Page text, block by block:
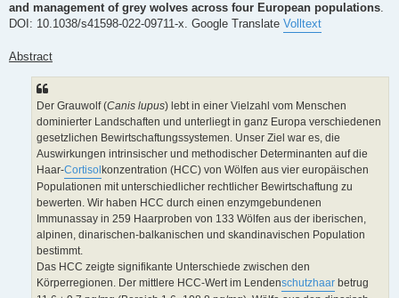
and management of grey wolves across four European populations.
DOI: 10.1038/s41598-022-09711-x. Google Translate Volltext
Abstract
Der Grauwolf (Canis lupus) lebt in einer Vielzahl vom Menschen
dominierter Landschaften und unterliegt in ganz Europa verschiedenen
gesetzlichen Bewirtschaftungssystemen. Unser Ziel war es, die
Auswirkungen intrinsischer und methodischer Determinanten auf die
Haar-Cortisolkonzentration (HCC) von Wölfen aus vier europäischen
Populationen mit unterschiedlicher rechtlicher Bewirtschaftung zu
bewerten. Wir haben HCC durch einen enzymgebundenen
Immunassay in 259 Haarproben von 133 Wölfen aus der iberischen,
alpinen, dinarischen-balkanischen und skandinavischen Population
bestimmt.
Das HCC zeigte signifikante Unterschiede zwischen den
Körperregionen. Der mittlere HCC-Wert im Lendenschutzhaar betrug